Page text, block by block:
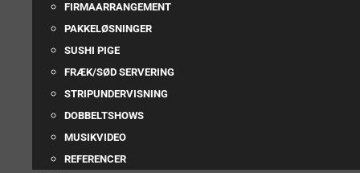
FIRMAARRANGEMENT
PAKKELØSNINGER
SUSHI PIGE
FRÆK/SØD SERVERING
STRIPUNDERVISNING
DOBBELTSHOWS
MUSIKVIDEO
REFERENCER